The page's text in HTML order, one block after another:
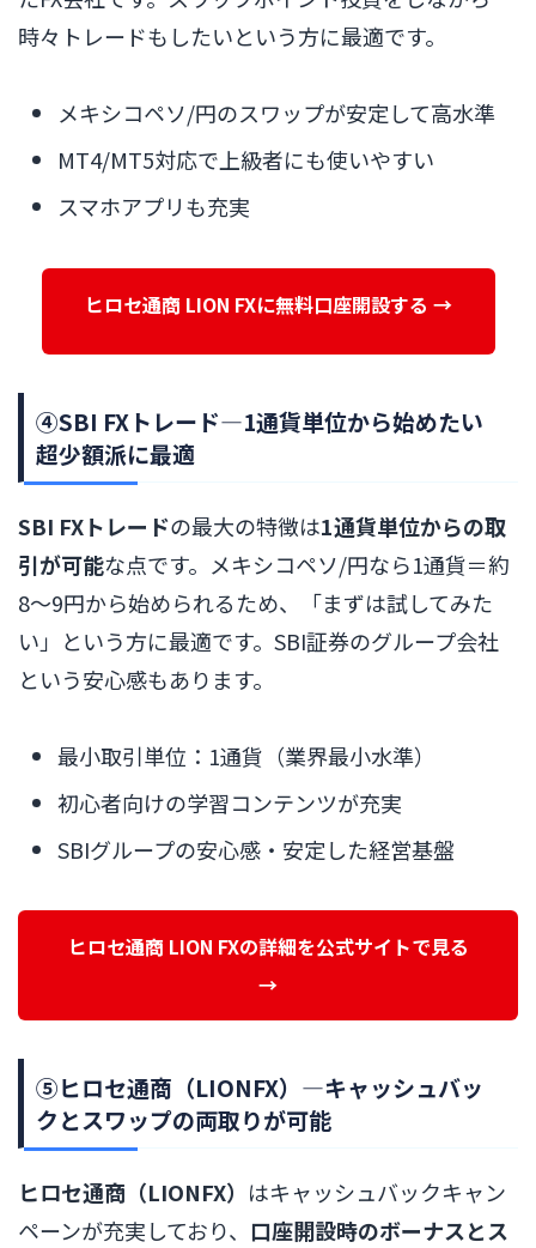
時々トレードもしたいという方に最適です。
メキシコペソ/円のスワップが安定して高水準
MT4/MT5対応で上級者にも使いやすい
スマホアプリも充実
ヒロセ通商 LION FXに無料口座開設する →
④SBI FXトレード―1通貨単位から始めたい
超少額派に最適
SBI FXトレードの最大の特徴は1通貨単位からの取
引が可能な点です。メキシコペソ/円なら1通貨＝約
8〜9円から始められるため、「まずは試してみた
い」という方に最適です。SBI証券のグループ会社
という安心感もあります。
最小取引単位：1通貨（業界最小水準）
初心者向けの学習コンテンツが充実
SBIグループの安心感・安定した経営基盤
ヒロセ通商 LION FXの詳細を公式サイトで見る
→
⑤ヒロセ通商（LIONFX）―キャッシュバッ
クとスワップの両取りが可能
ヒロセ通商（LIONFX） はキャッシュバックキャン
ペーンが充実しており、 口座開設時のボーナスとス